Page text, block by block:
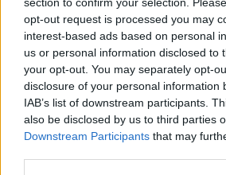
opt-out request is processed you may
interest-based ads based on personal
us or personal information disclosed to
your opt-out. You may separately opt-
disclosure of your personal information
IAB’s list of downstream participants.
also be disclosed by us to third parties
Downstream Participants that may
AREZZO —A bordo dell'automobiledue
entrambi arrestati
. L'auto era stata
bordo gli agenti hanno rinvenuto un
la droga.